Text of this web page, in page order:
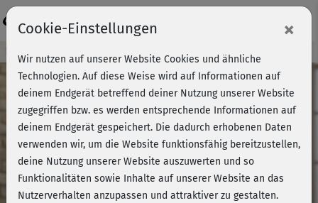
Play
Video
Kursvorschau - Jetzt mitmachen!
Cookie-Einstellungen ×
Wir nutzen auf unserer Website Cookies und ähnliche
Technologien. Auf diese Weise wird auf Informationen auf
deinem Endgerät betreffend deiner Nutzung unserer Website
zugegriffen bzw. es werden entsprechende Informationen auf
deinem Endgerät gespeichert. Die dadurch erhobenen Daten
verwenden wir, um die Website funktionsfähig bereitzustellen,
deine Nutzung unserer Website auszuwerten und so
Funktionalitäten sowie Inhalte auf unserer Website an das
Nutzerverhalten anzupassen und attraktiver zu gestalten.